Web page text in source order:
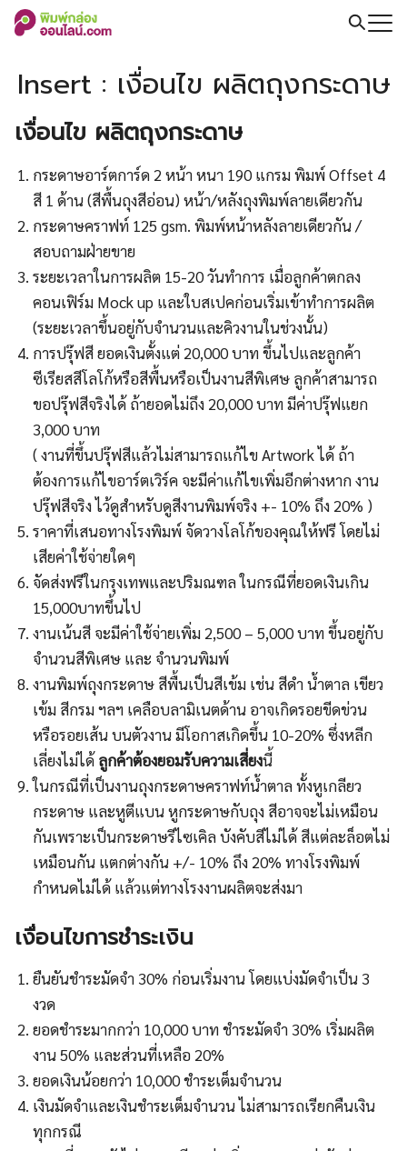
Skip
for:
Insert : เงื่อนไข ผลิตถุงกระดาษ
เงื่อนไข ผลิตถุงกระดาษ
กระดาษอาร์ตการ์ด 2 หน้า หนา 190 แกรม พิมพ์ Offset 4
สี 1 ด้าน (สีพื้นถุงสีอ่อน) หน้า/หลังถุงพิมพ์ลายเดียวกัน
กระดาษคราฟท์ 125 gsm. พิมพ์หน้าหลังลายเดียวกัน /
สอบถามฝ่ายขาย
ระยะเวลาในการผลิต 15-20 วันทำการ เมื่อลูกค้าตกลง
คอนเฟิร์ม Mock up และใบสเปคก่อนเริ่มเข้าทำการผลิต
(ระยะเวลาขึ้นอยู่กับจำนวนและคิวงานในช่วงนั้น)
การปรุ๊ฟสี ยอดเงินตั้งแต่ 20,000 บาท ขึ้นไปและลูกค้า
ซีเรียสสีโลโก้หรือสีพื้นหรือเป็นงานสีพิเศษ ลูกค้าสามารถ
ขอปรุ๊ฟสีจริงได้ ถ้ายอดไม่ถึง 20,000 บาท มีค่าปรุ๊ฟแยก
3,000 บาท
( งานที่ขึ้นปรุ๊ฟสีแล้วไม่สามารถแก้ไข Artwork ได้ ถ้า
ต้องการแก้ไขอาร์ตเวิร์ค จะมีค่าแก้ไขเพิ่มอีกต่างหาก งาน
ปรุ๊ฟสีจริง ไว้ดูสำหรับดูสีงานพิมพ์จริง +- 10% ถึง 20% )
ราคาที่เสนอทางโรงพิมพ์ จัดวางโลโก้ของคุณให้ฟรี โดยไม่
เสียค่าใช้จ่ายใดๆ
จัดส่งฟรีในกรุงเทพและปริมณฑล ในกรณีที่ยอดเงินเกิน
15,000บาทขึ้นไป
งานเน้นสี จะมีค่าใช้จ่ายเพิ่ม 2,500 – 5,000 บาท ขึ้นอยู่กับ
จำนวนสีพิเศษ และ จำนวนพิมพ์
งานพิมพ์ถุงกระดาษ สีพื้นเป็นสีเข้ม เช่น สีดำ น้ำตาล เขียว
เข้ม สีกรม ฯลฯ เคลือบลามิเนตด้าน อาจเกิดรอยขีดข่วน
หรือรอยเส้น บนตัวงาน มีโอกาสเกิดขึ้น 10-20% ซึ่งหลีก
เลี่ยงไม่ได้ ลูกค้าต้องยอมรับความเสี่ยงนี้
ในกรณีที่เป็นงานถุงกระดาษคราฟท์น้ำตาล ทั้งหูเกลียว
กระดาษ และหูตีแบน หูกระดาษกับถุง สีอาจจะไม่เหมือน
กันเพราะเป็นกระดาษรีไซเคิล บังคับสีไม่ได้ สีแต่ละล็อตไม่
เหมือนกัน แตกต่างกัน +/- 10% ถึง 20% ทางโรงพิมพ์
กำหนดไม่ได้ แล้วแต่ทางโรงงานผลิตจะส่งมา
เงื่อนไขการชำระเงิน
ยืนยันชำระมัดจำ 30% ก่อนเริ่มงาน โดยแบ่งมัดจำเป็น 3
งวด
ยอดชำระมากกว่า 10,000 บาท ชำระมัดจำ 30% เริ่มผลิต
งาน 50% และส่วนที่เหลือ 20%
ยอดเงินน้อยกว่า 10,000 ชำระเต็มจำนวน
เงินมัดจำและเงินชำระเต็มจำนวน ไม่สามารถเรียกคืนเงิน
ทุกกรณี